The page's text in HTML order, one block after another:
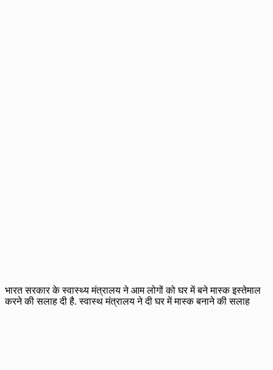
भारत सरकार के स्वास्थ्य मंत्रालय ने आम लोगों को घर में बने मास्क इस्तेमाल
करने की सलाह दी है. स्वास्थ मंत्रालय ने दी घर में मास्क बनाने की सलाह